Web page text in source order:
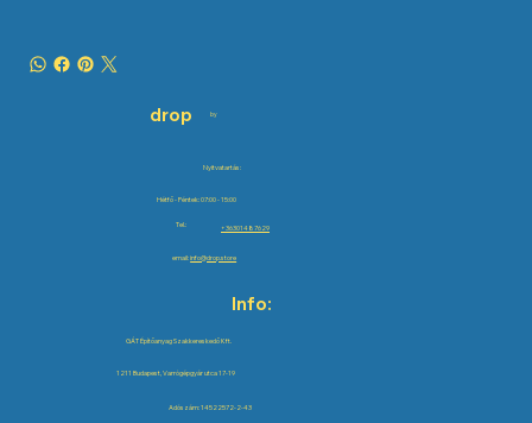
drop by
Info:
GÁT Építőanyag Szakkereskedő Kft.
1211 Budapest, Varrógépgyár utca 17-19
Adószám: 14522572-2-43
Nyitvatartás:
Tel.:
email:info@drop.store
+36301487629
Hétfő - Péntek: 07:00 - 15:00